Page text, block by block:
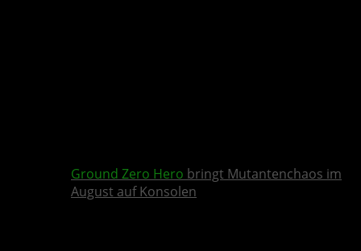
Ground Zero Hero bringt Mutantenchaos im
August auf Konsolen